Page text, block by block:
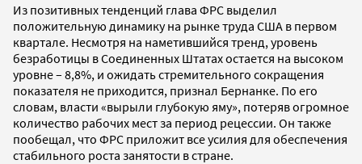
Из позитивных тенденций глава ФРС выделил
положительную динамику на рынке труда США в первом
квартале. Несмотря на наметившийся тренд, уровень
безработицы в Соединенных Штатах остается на высоком
уровне – 8,8%, и ожидать стремительного сокращения
показателя не приходится, признал Бернанке. По его
словам, власти «вырыли глубокую яму», потеряв огромное
количество рабочих мест за период рецессии. Он также
пообещал, что ФРС приложит все усилия для обеспечения
стабильного роста занятости в стране.